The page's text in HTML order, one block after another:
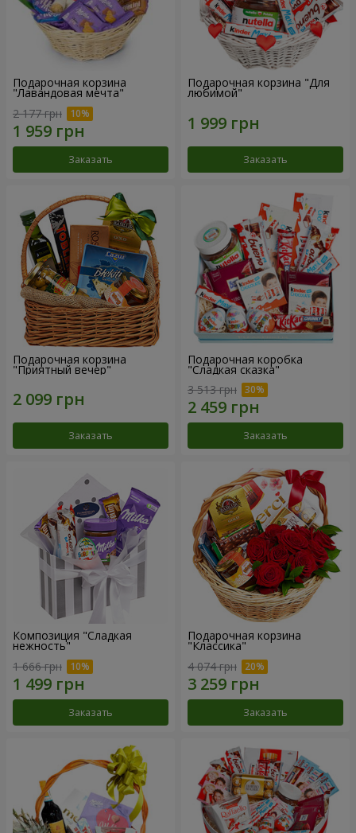
Подарочная корзина
"Лавандовая мечта"
2 177 грн
Заказать
Подарочная корзина "Для
любимой"
Заказать
Подарочная корзина
"Приятный вечер"
Заказать
Подарочная коробка
"Сладкая сказка"
3 513 грн
Заказать
Композиция "Сладкая
нежность"
1 666 грн
Заказать
Подарочная корзина
"Классика"
4 074 грн
Заказать